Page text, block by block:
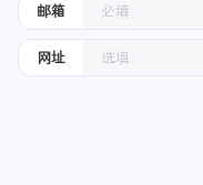
邮箱
网址